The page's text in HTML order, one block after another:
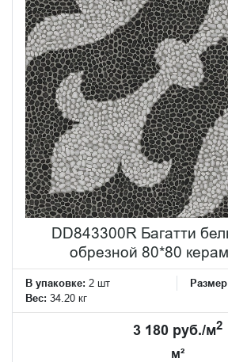
DD843300R Багатти
обрезной 80*80
В упаковке: 2 шт
Вес: 34.20 кг
3 180 руб./м2
м²